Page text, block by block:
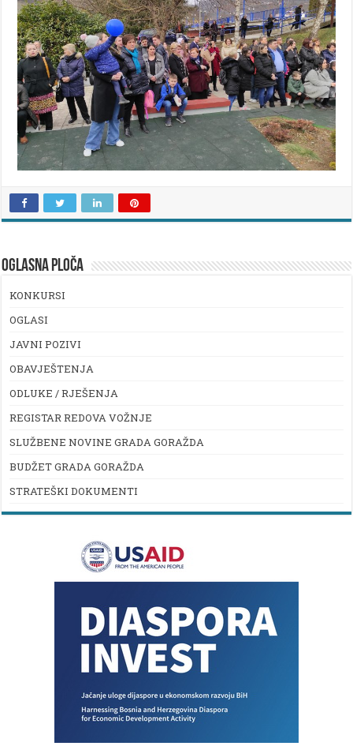
OGLASNA PLOČA
KONKURSI
OGLASI
JAVNI POZIVI
OBAVJEŠTENJA
ODLUKE / RJEŠENJA
REGISTAR REDOVA VOŽNJE
SLUŽBENE NOVINE GRADA GORAŽDA
BUDŽET GRADA GORAŽDA
STRATEŠKI DOKUMENTI